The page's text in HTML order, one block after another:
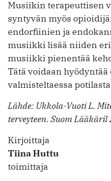
Musiikin terapeuttisen
syntyvän myös
endorfiinien ja
musiikki lisää niiden
musiikki pienentää
Tätä voidaan
valmisteltaessa
Lähde: Ukkola-Vuoti L.
terveyteen. Suom
Kirjoittaja
Tiina Huttu
toimittaja